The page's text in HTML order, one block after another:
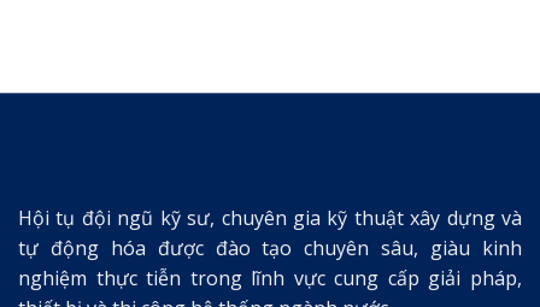
Hội tụ đội ngũ kỹ sư, chuyên gia kỹ thuật xây dựng và
tự động hóa được đào tạo chuyên sâu, giàu kinh
nghiệm thực tiễn trong lĩnh vực cung cấp giải pháp,